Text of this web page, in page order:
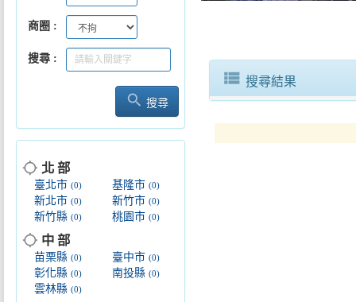
商圈
搜尋
search 搜尋
location_searching 北 部
臺北市 (0) 基隆市(0)
新北市 (0) 新竹市(0)
新竹縣 (0) 桃園市(0)
location_searching 中 部
苗栗縣 (0) 臺中市(0)
彰化縣 (0) 南投縣(0)
雲林縣 (0)
view_list 搜尋結果